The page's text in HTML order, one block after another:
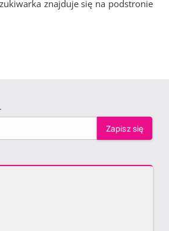
znajduje się na podstronie